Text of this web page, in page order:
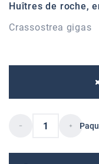
Huîtres de roche,
Crassostrea gigas